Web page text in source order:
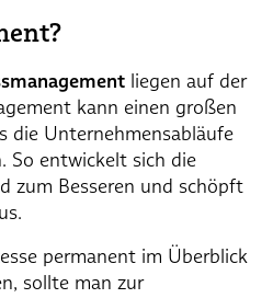
liegen auf der
kann einen großen
die Unternehmensabläufe
So entwickelt sich die
zum Besseren und schöpft
permanent im Überblick
sollte man zur